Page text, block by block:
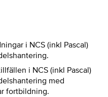
i NCS (inkl Pascal)
i NCS (inkl Pascal)
med
fortbildning.